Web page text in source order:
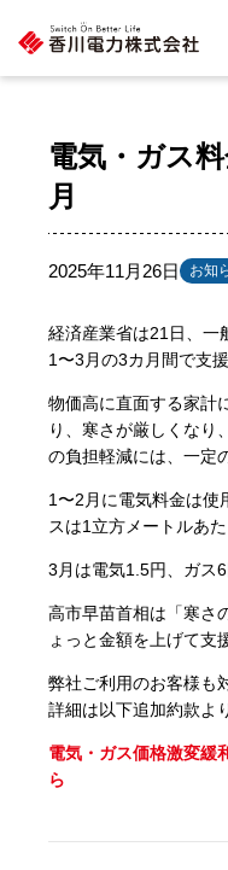
電気・ガス
月
2025年11月26日 お知
経済産業省は21日、一
1〜3月の3カ月間で支
物価高に直面する家計
り、寒さが厳しくなり
の負担軽減には、一定
1〜2月に電気料金は使
スは1立方メートルあ
3月は電気1.5円、ガス6
高市早苗首相は「寒さ
ょっと金額を上げて支
弊社ご利用のお客様も
詳細は以下追加約款よ
電気・ガス価格激変緩
ら